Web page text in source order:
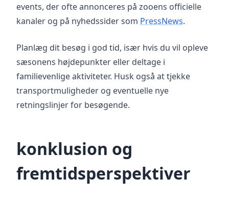
events, der ofte annonceres på zooens officielle
kanaler og på nyhedssider som PressNews.
Planlæg dit besøg i god tid, især hvis du vil opleve
sæsonens højdepunkter eller deltage i
familievenlige aktiviteter. Husk også at tjekke
transportmuligheder og eventuelle nye
retningslinjer for besøgende.
konklusion og
fremtidsperspektiver